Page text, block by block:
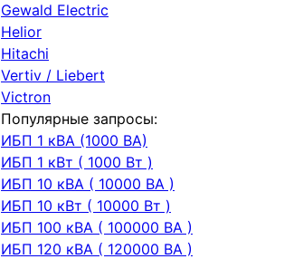
Gewald Electric
Helior
Hitachi
Vertiv / Liebert
Victron
Популярные запросы:
ИБП 1 кВА (1000 ВА)
ИБП 1 кВт ( 1000 Вт )
ИБП 10 кВА ( 10000 ВА )
ИБП 10 кВт ( 10000 Вт )
ИБП 100 кВА ( 100000 ВА )
ИБП 120 кВА ( 120000 ВА )